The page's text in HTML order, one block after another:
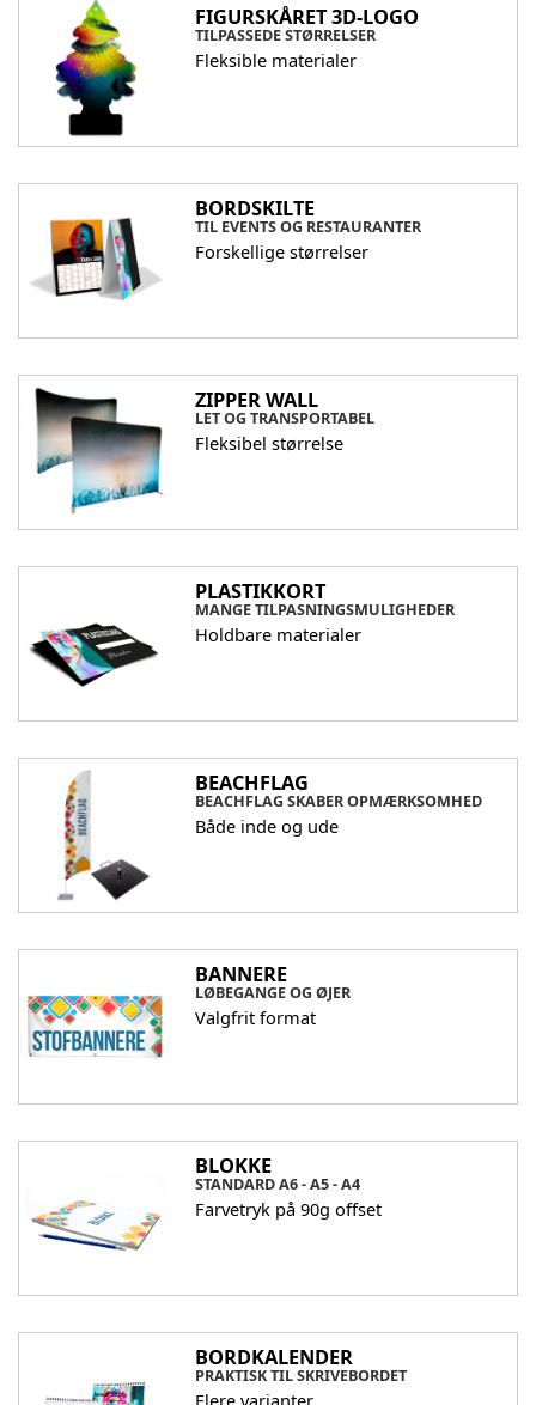
FIGURSKÅRET 3D-LOGO
TILPASSEDE STØRRELSER
Fleksible materialer
BORDSKILTE
TIL EVENTS OG RESTAURANTER
Forskellige størrelser
ZIPPER WALL
LET OG TRANSPORTABEL
Fleksibel størrelse
PLASTIKKORT
MANGE TILPASNINGSMULIGHEDER
Holdbare materialer
BEACHFLAG
BEACHFLAG SKABER OPMÆRKSOMHED
Både inde og ude
BANNERE
LØBEGANGE OG ØJER
Valgfrit format
BLOKKE
STANDARD A6 - A5 - A4
Farvetryk på 90g offset
BORDKALENDER
PRAKTISK TIL SKRIVEBORDET
Flere varianter